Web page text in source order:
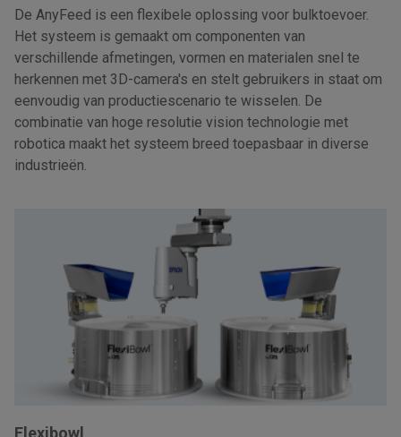
De AnyFeed is een flexibele oplossing voor bulktoevoer.
Het systeem is gemaakt om componenten van
verschillende afmetingen, vormen en materialen snel te
herkennen met 3D-camera's en stelt gebruikers in staat om
eenvoudig van productiescenario te wisselen. De
combinatie van hoge resolutie vision technologie met
robotica maakt het systeem breed toepasbaar in diverse
industrieën.
Flexibowl